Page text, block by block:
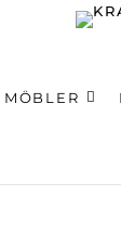
MÖBLER